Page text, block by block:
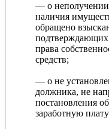
— о неполучении
наличия
обращено
подтверждающих
права
средств;
— о не
должника, не
постановления
заработную